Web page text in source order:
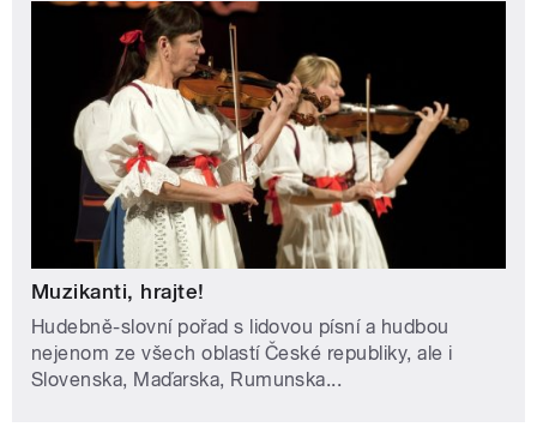
Muzikanti, hrajte!
Hudebně-slovní pořad s lidovou písní a hudbou
nejenom ze všech oblastí České republiky, ale i
Slovenska, Maďarska, Rumunska...